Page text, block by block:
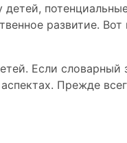
развитие.
Если
Прежде